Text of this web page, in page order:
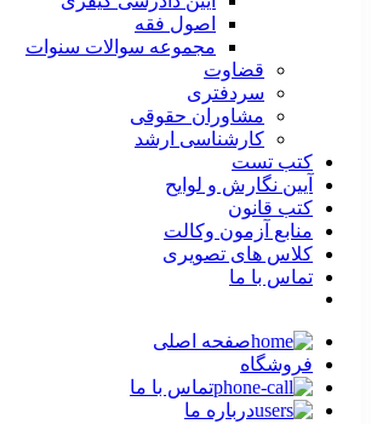
اصول فقه
مجموعه سوالات سنوات
قضاوت
سردفتری
مشاوران حقوقی
کارشناسی ارشد
کتب تست
آیین نگارش و لوایح
کتب قانون
منابع آزمون وکالت
کلاس های تصویری
تماس با ما
صفحه اصلی
فروشگاه
تماس با ما
درباره ما